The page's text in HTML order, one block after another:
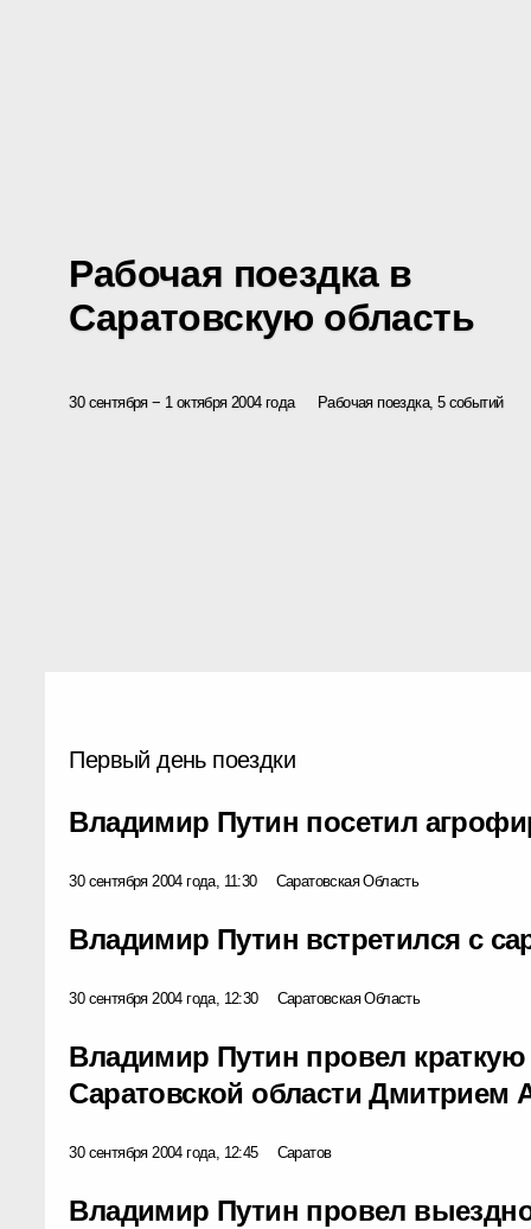
Рабочая поездка в
Саратовскую область
30 сентября − 1 октября 2004 года Рабочая поездка, 5 событий
Первый день поездки
Владимир Путин посетил
30 сентября 2004 года, 11:30 Саратовская Область
Владимир Путин встретился с
30 сентября 2004 года, 12:30 Саратовская Область
Владимир Путин провел краткую
Саратовской области Дмитрием
30 сентября 2004 года, 12:45 Саратов
Владимир Путин провел